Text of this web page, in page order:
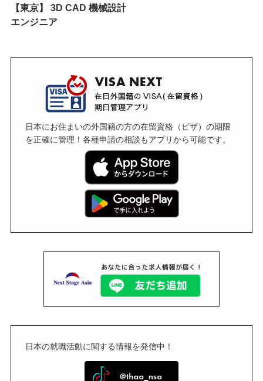
【東京】 3D CAD 機械設計
エンジニア
日本にお住まいの外国籍の方の在留資格（ビザ）の期限
を正確に管理！各種申請の相談もアプリから可能です。
日本の就職活動に関する情報を発信中！